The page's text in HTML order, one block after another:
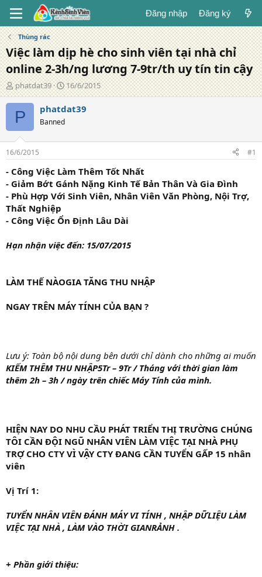
Đăng nhập Đăng ký
Thùng rác
Việc làm dịp hè cho sinh viên tại nhà chỉ
online 2-3h/ng lương 7-9tr/th uy tín tin cậy
T
á
c
g
ả
phatdat39
N
g
à
g
16/6/2015
P phatdat39
Banned
16/6/2015 #1
- Công Việc Làm Thêm Tốt Nhất
- Giảm Bớt Gánh Nặng Kinh Tế Bản Thân Và Gia Đình
- Phù Hợp Với Sinh Viên, Nhân Viên Văn Phòng, Nội Trợ,
Thất Nghiệp
- Công Việc Ổn Định Lâu Dài
Hạn nhận việc đến: 15/07/2015
LÀM THẾ NÀOGIA TĂNG THU NHẬP
NGAY TRÊN MÁY TÍNH CỦA BẠN ?
Lưu ý: Toàn bộ nội dung bên dưới chỉ dành cho những ai muốn
KIẾM THÊM THU NHẬP5Tr – 9Tr / Tháng với thời gian làm
thêm 2h – 3h / ngày trên chiếc Máy Tính của mình.
HIỆN NAY DO NHU CẦU PHÁT TRIỂN THỊ TRƯỜNG CHÚNG
TÔI CẦN ĐỘI NGŨ NHÂN VIÊN LÀM VIỆC TẠI NHÀ PHỤ
TRỢ CHO CTY VÌ VẬY CTY ĐANG CẦN TUYỂN GẤP 15 nhân
viên
Vị Trí 1:
TUYỂN NHÂN VIÊN ĐÁNH MÁY VI TÍNH , NHẬP DỮLIỆU LÀM
VIỆC TẠI NHÀ , LÀM VÀO THỜI GIANRẢNH .
+ Phần giới thiệu: